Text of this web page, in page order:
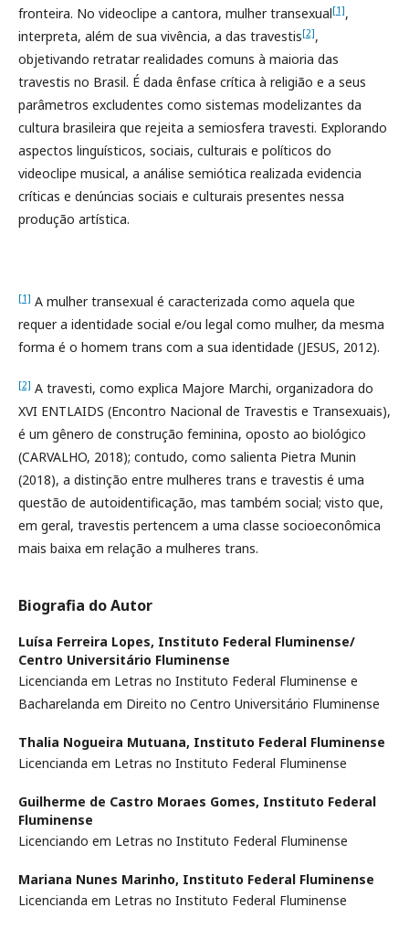
fronteira. No videoclipe a cantora, mulher transexual[1],
interpreta, além de sua vivência, a das travestis[2],
objetivando retratar realidades comuns à maioria das
travestis no Brasil. É dada ênfase crítica à religião e a seus
parâmetros excludentes como sistemas modelizantes da
cultura brasileira que rejeita a semiosfera travesti. Explorando
aspectos linguísticos, sociais, culturais e políticos do
videoclipe musical, a análise semiótica realizada evidencia
críticas e denúncias sociais e culturais presentes nessa
produção artística.
[1] A mulher transexual é caracterizada como aquela que
requer a identidade social e/ou legal como mulher, da mesma
forma é o homem trans com a sua identidade (JESUS, 2012).
[2] A travesti, como explica Majore Marchi, organizadora do
XVI ENTLAIDS (Encontro Nacional de Travestis e Transexuais),
é um gênero de construção feminina, oposto ao biológico
(CARVALHO, 2018); contudo, como salienta Pietra Munin
(2018), a distinção entre mulheres trans e travestis é uma
questão de autoidentificação, mas também social; visto que,
em geral, travestis pertencem a uma classe socioeconômica
mais baixa em relação a mulheres trans.
Biografia do Autor
Luísa Ferreira Lopes, Instituto Federal Fluminense/
Centro Universitário Fluminense
Licencianda em Letras no Instituto Federal Fluminense e
Bacharelanda em Direito no Centro Universitário Fluminense
Thalia Nogueira Mutuana, Instituto Federal Fluminense
Licencianda em Letras no Instituto Federal Fluminense
Guilherme de Castro Moraes Gomes, Instituto Federal
Fluminense
Licenciando em Letras no Instituto Federal Fluminense
Mariana Nunes Marinho, Instituto Federal Fluminense
Licencianda em Letras no Instituto Federal Fluminense